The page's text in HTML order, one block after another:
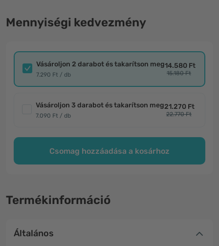
Mennyiségi kedvezmény
Vásároljon 2 darabot és takarítson meg
7.290 Ft / db
14.580 Ft
15.180 Ft
Vásároljon 3 darabot és takarítson meg
7.090 Ft / db
21.270 Ft
22.770 Ft
Csomag hozzáadása a kosárhoz
Termékinformáció
Általános